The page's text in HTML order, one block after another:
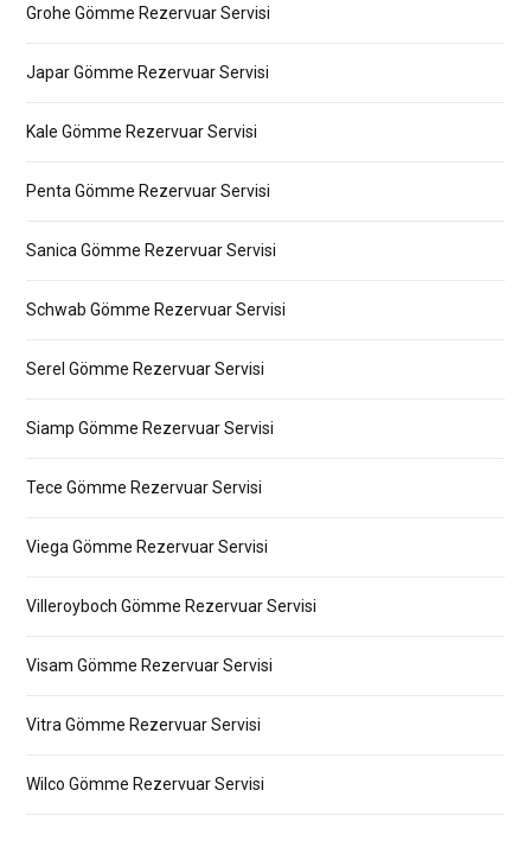
Grohe Gömme Rezervuar Servisi
Japar Gömme Rezervuar Servisi
Kale Gömme Rezervuar Servisi
Penta Gömme Rezervuar Servisi
Sanica Gömme Rezervuar Servisi
Schwab Gömme Rezervuar Servisi
Serel Gömme Rezervuar Servisi
Siamp Gömme Rezervuar Servisi
Tece Gömme Rezervuar Servisi
Viega Gömme Rezervuar Servisi
Villeroyboch Gömme Rezervuar Servisi
Visam Gömme Rezervuar Servisi
Vitra Gömme Rezervuar Servisi
Wilco Gömme Rezervuar Servisi